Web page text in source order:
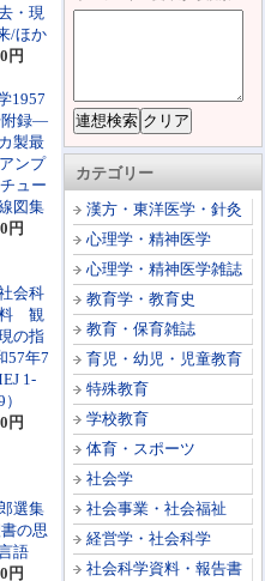
カテゴリー
漢方・東洋医学・針灸
心理学・精神医学
心理学・精神医学雑誌
教育学・教育史
教育・保育雑誌
育児・幼児・児童教育
特殊教育
学校教育
体育・スポーツ
社会学
社会事業・社会福祉
経営学・社会科学
社会科学資料・報告書
・現
/ほか
円
1957
附録―
製最
ンプ
ュー
図集
円
会科
料 観
の指
年7
1-
円
選集
書の思
語
円